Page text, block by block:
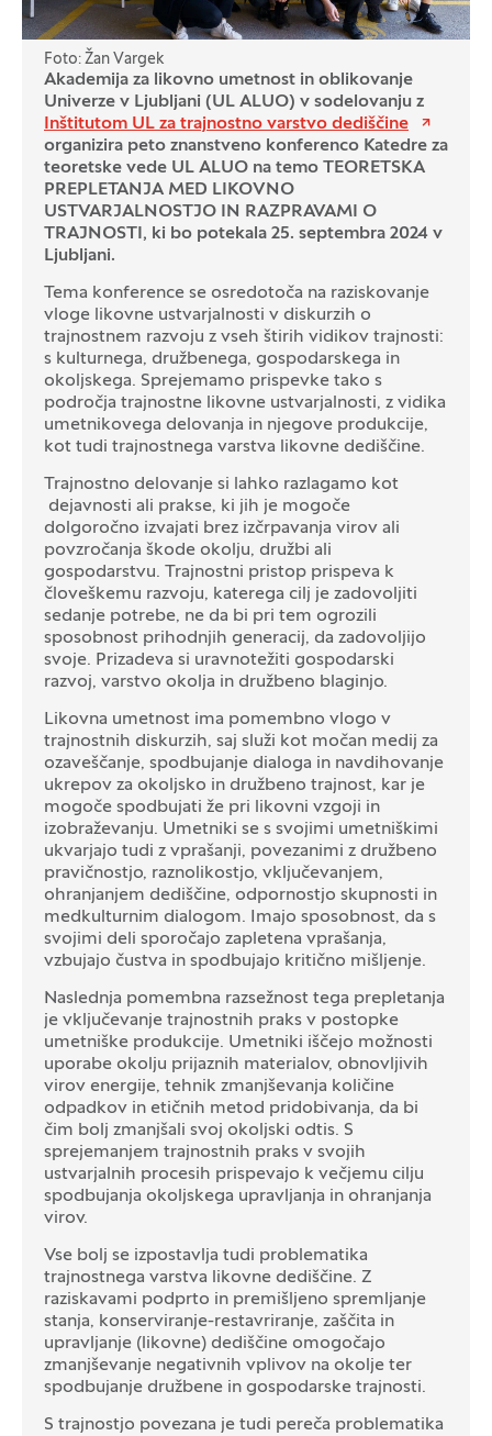
Foto: Žan Vargek
Akademija za likovno umetnost in oblikovanje
Univerze v Ljubljani (UL ALUO) v sodelovanju z
Inštitutom UL za trajnostno varstvo dediščine
organizira peto znanstveno konferenco Katedre za
teoretske vede UL ALUO na temo TEORETSKA
PREPLETANJA MED LIKOVNO
USTVARJALNOSTJO IN RAZPRAVAMI O
TRAJNOSTI, ki bo potekala 25. septembra 2024 v
Ljubljani.
Tema konference se osredotoča na raziskovanje
vloge likovne ustvarjalnosti v diskurzih o
trajnostnem razvoju z vseh štirih vidikov trajnosti:
s kulturnega, družbenega, gospodarskega in
okoljskega. Sprejemamo prispevke tako s
področja trajnostne likovne ustvarjalnosti, z vidika
umetnikovega delovanja in njegove produkcije,
kot tudi trajnostnega varstva likovne dediščine.
Trajnostno delovanje si lahko razlagamo kot
dejavnosti ali prakse, ki jih je mogoče
dolgoročno izvajati brez izčrpavanja virov ali
povzročanja škode okolju, družbi ali
gospodarstvu. Trajnostni pristop prispeva k
človeškemu razvoju, katerega cilj je zadovoljiti
sedanje potrebe, ne da bi pri tem ogrozili
sposobnost prihodnjih generacij, da zadovoljijo
svoje. Prizadeva si uravnotežiti gospodarski
razvoj, varstvo okolja in družbeno blaginjo.
Likovna umetnost ima pomembno vlogo v
trajnostnih diskurzih, saj služi kot močan medij za
ozaveščanje, spodbujanje dialoga in navdihovanje
ukrepov za okoljsko in družbeno trajnost, kar je
mogoče spodbujati že pri likovni vzgoji in
izobraževanju. Umetniki se s svojimi umetniškimi
ukvarjajo tudi z vprašanji, povezanimi z družbeno
pravičnostjo, raznolikostjo, vključevanjem,
ohranjanjem dediščine, odpornostjo skupnosti in
medkulturnim dialogom. Imajo sposobnost, da s
svojimi deli sporočajo zapletena vprašanja,
vzbujajo čustva in spodbujajo kritično mišljenje.
Naslednja pomembna razsežnost tega prepletanja
je vključevanje trajnostnih praks v postopke
umetniške produkcije. Umetniki iščejo možnosti
uporabe okolju prijaznih materialov, obnovljivih
virov energije, tehnik zmanjševanja količine
odpadkov in etičnih metod pridobivanja, da bi
čim bolj zmanjšali svoj okoljski odtis. S
sprejemanjem trajnostnih praks v svojih
ustvarjalnih procesih prispevajo k večjemu cilju
spodbujanja okoljskega upravljanja in ohranjanja
virov.
Vse bolj se izpostavlja tudi problematika
trajnostnega varstva likovne dediščine. Z
raziskavami podprto in premišljeno spremljanje
stanja, konserviranje-restavriranje, zaščita in
upravljanje (likovne) dediščine omogočajo
zmanjševanje negativnih vplivov na okolje ter
spodbujanje družbene in gospodarske trajnosti.
S trajnostjo povezana je tudi pereča problematika